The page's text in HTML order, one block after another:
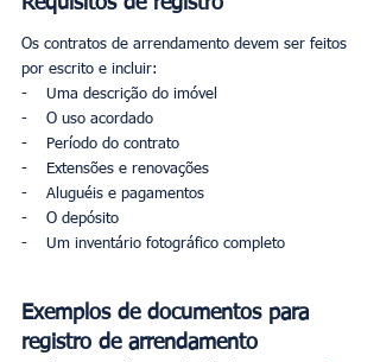
Os contratos de arrendamento devem ser feitos
por escrito e incluir:
-    Uma descrição do imóvel
-    O uso acordado
-    Período do contrato
-    Extensões e renovações
-    Aluguéis e pagamentos
-    O depósito
-    Um inventário fotográfico completo
Exemplos de documentos para
registro de arrendamento